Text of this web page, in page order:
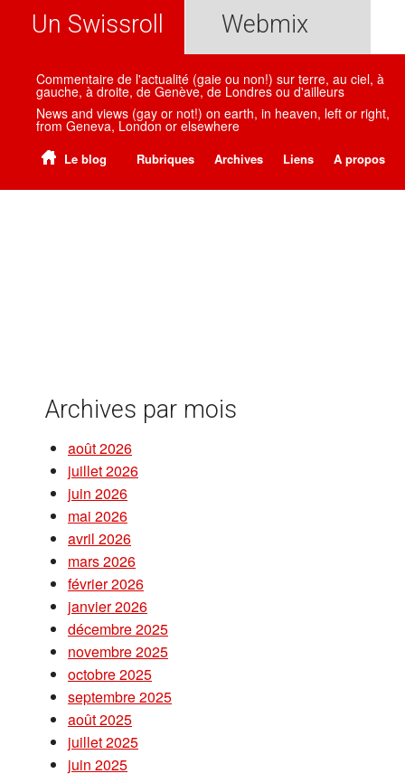
Un Swissroll Webmix
Commentaire de l'actualité (gaie ou non!) sur terre, au ciel, à
gauche, à droite, de Genève, de Londres ou d'ailleurs
News and views (gay or not!) on earth, in heaven, left or right,
from Geneva, London or elsewhere
Le blog Rubriques Archives Liens A propos
Archives par mois
août 2026
juillet 2026
juin 2026
mai 2026
avril 2026
mars 2026
février 2026
janvier 2026
décembre 2025
novembre 2025
octobre 2025
septembre 2025
août 2025
juillet 2025
juin 2025